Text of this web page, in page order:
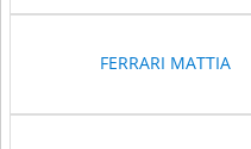
FERRARI MATTIA